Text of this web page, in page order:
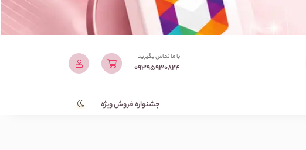
با ما تماس بگیرید
09395930824
جشنواره فروش ویژه